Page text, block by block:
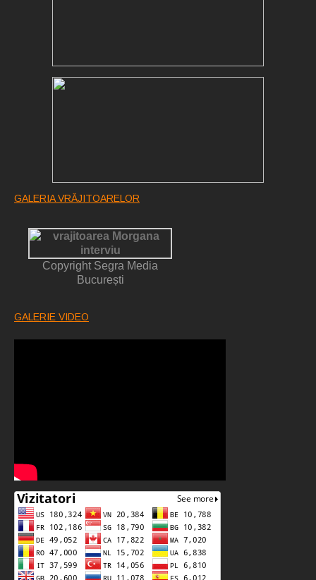
GALERIA VRĂJITOARELOR
Copyright Segra Media
București
GALERIE VIDEO